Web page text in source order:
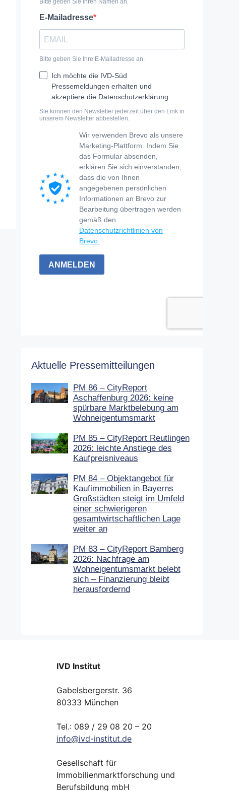
Aktuelle Pressemitteilungen
PM 86 – CityReport
Aschaffenburg 2026: keine
spürbare Marktbelebung am
Wohneigentumsmarkt
PM 85 – CityReport Reutlingen
2026: leichte Anstiege des
Kaufpreisniveaus
PM 84 – Objektangebot für
Kaufimmobilien in Bayerns
Großstädten steigt im Umfeld
einer schwierigeren
gesamtwirtschaftlichen Lage
weiter an
PM 83 – CityReport Bamberg
2026: Nachfrage am
Wohneigentumsmarkt belebt
sich – Finanzierung bleibt
herausfordernd
IVD Institut
Gabelsbergerstr. 36
80333 München
Tel.: 089 / 29 08 20 – 20
info@ivd-institut.de
Gesellschaft für
Immobilienmarktforschung und
Berufsbildung mbH